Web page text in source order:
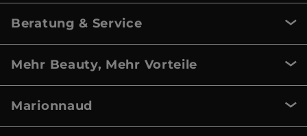
Beratung & Service
Mehr Beauty, Mehr Vorteile
Marionnaud